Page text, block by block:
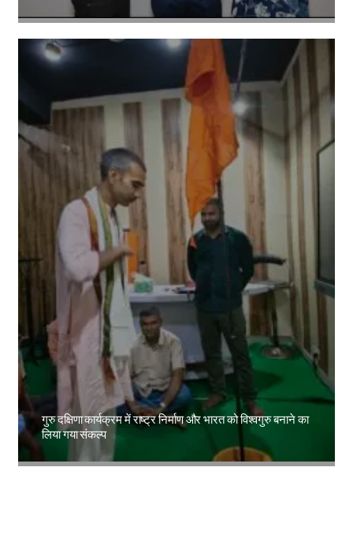
Amit Lekh
गुरु दक्षिणा कार्यक्रम में राष्ट्र निर्माण और भारत को विश्वगुरु बनाने का
लिया गया संकल्प